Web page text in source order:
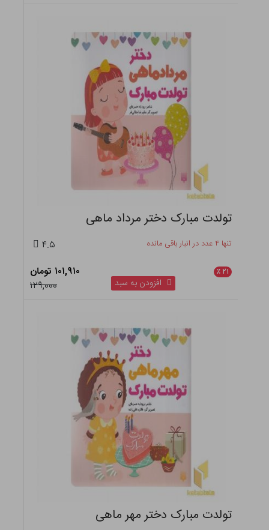
تولدت مبارک دختر مرداد ماهی
تنها ۴ عدد در انبار باقی مانده ۴.۵
۲۱ ٪
۱۰۱,۹۱۰ تومان
۱۲۹,۰۰۰
افزودن به سبد
تولدت مبارک دختر مهر ماهی